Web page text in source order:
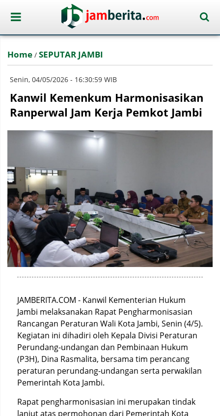
Home / SEPUTAR JAMBI
Senin, 04/05/2026 - 16:30:59 WIB
Kanwil Kemenkum Harmonisasikan
Ranperwal Jam Kerja Pemkot Jambi
JAMBERITA.COM - Kanwil Kementerian Hukum
Jambi melaksanakan Rapat Pengharmonisasian
Rancangan Peraturan Wali Kota Jambi, Senin (4/5).
Kegiatan ini dihadiri oleh Kepala Divisi Peraturan
Perundang-undangan dan Pembinaan Hukum
(P3H), Dina Rasmalita, bersama tim perancang
peraturan perundang-undangan serta perwakilan
Pemerintah Kota Jambi.
Rapat pengharmonisasian ini merupakan tindak
lanjut atas permohonan dari Pemerintah Kota